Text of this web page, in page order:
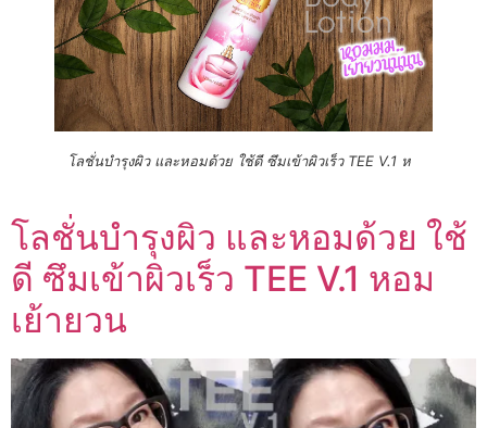
โลชั่นบำรุงผิว และหอมด้วย ใช้ดี ซึมเข้าผิวเร็ว TEE V.1 ห
โลชั่นบำรุงผิว และหอมด้วย ใช้
ดี ซึมเข้าผิวเร็ว TEE V.1 หอม
เย้ายวน